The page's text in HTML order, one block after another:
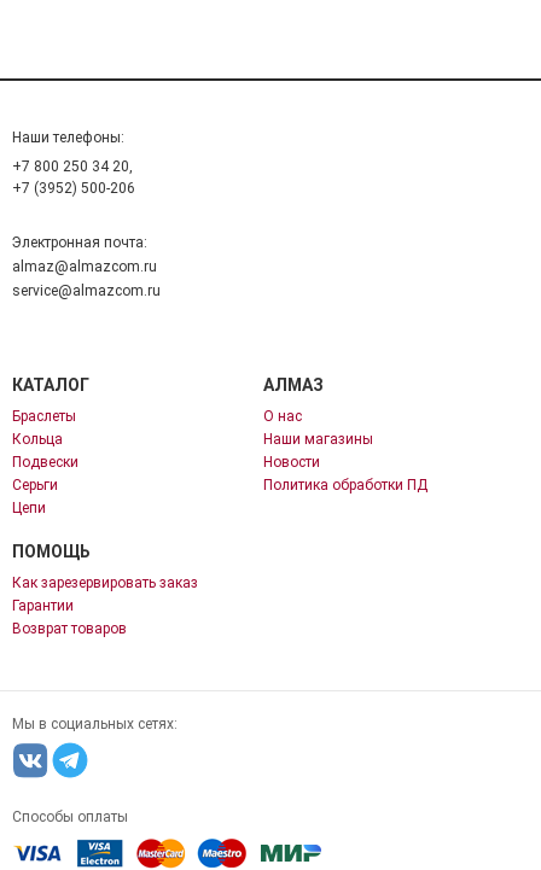
Наши телефоны:
+7 800 250 34 20,
+7 (3952) 500-206
Электронная почта:
almaz@almazcom.ru
service@almazcom.ru
КАТАЛОГ
Браслеты
Кольца
Подвески
Серьги
Цепи
АЛМАЗ
О нас
Наши магазины
Новости
Политика обработки ПД
ПОМОЩЬ
Как зарезервировать заказ
Гарантии
Возврат товаров
Мы в социальных сетях:
Способы оплаты